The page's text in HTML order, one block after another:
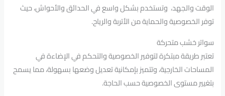
الوقت والجهد، وتستخدم بشكل واسع في الحدائق والأحواش، حيث
توفر الخصوصية والحماية من الأتربة والرياح.
سواتر خشب متحركة
تعتبر طريقة مبتكرة لتوفير الخصوصية والتحكم في الإضاءة في
المساحات الخارجية، وتتميز بإمكانية تعديل وضعها بسهولة، مما يسمح
بتغيير مستوى الخصوصية حسب الحاجة.